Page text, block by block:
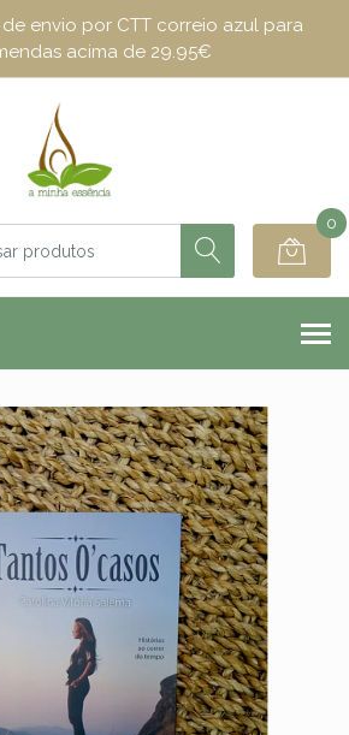
envio por CTT correio azul para
acima de 29.95€
0